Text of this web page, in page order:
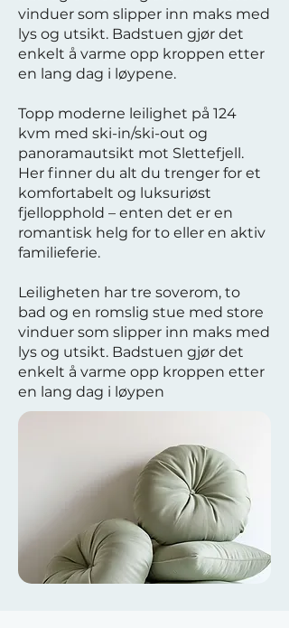
vinduer som slipper inn maks med
lys og utsikt. Badstuen gjør det
enkelt å varme opp kroppen etter
en lang dag i løypene.
Topp moderne leilighet på 124
kvm med ski-in/ski-out og
panoramautsikt mot Slettefjell.
Her finner du alt du trenger for et
komfortabelt og luksuriøst
fjellopphold – enten det er en
romantisk helg for to eller en aktiv
familieferie.
Leiligheten har tre soverom, to
bad og en romslig stue med store
vinduer som slipper inn maks med
lys og utsikt. Badstuen gjør det
enkelt å varme opp kroppen etter
en lang dag i løypen